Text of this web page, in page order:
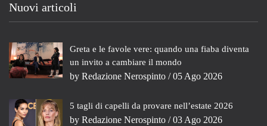
Nuovi articoli
Greta e le favole vere: quando una fiaba diventa
un invito a cambiare il mondo
by Redazione Nerospinto / 05 Ago 2026
5 tagli di capelli da provare nell’estate 2026
by Redazione Nerospinto / 03 Ago 2026